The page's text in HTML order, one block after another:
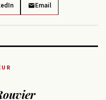
Email